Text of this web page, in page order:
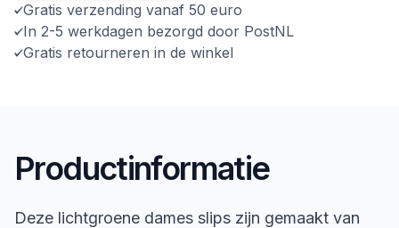
Gratis verzending vanaf 50 euro
In 2-5 werkdagen bezorgd door PostNL
Gratis retourneren in de winkel
Productinformatie
Deze lichtgroene dames slips zijn gemaakt van